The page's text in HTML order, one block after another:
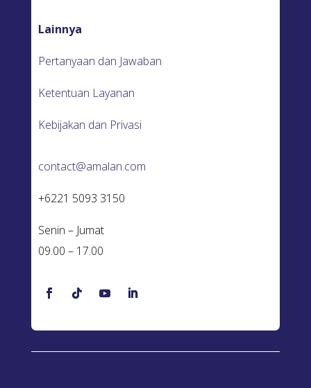
Lainnya
Pertanyaan dan Jawaban
Ketentuan Layanan
Kebijakan dan Privasi
contact@amalan.com
+6221 5093 3150
Senin – Jumat
09.00 – 17.00